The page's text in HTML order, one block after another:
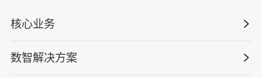
态化运营”一体化服务组织系统。 数智安全科技已在化
工、建筑、制造、能源、交通运输等多个高风险行业落
地应用，帮助企业解决了 “隐患排查不彻底、风险管控
核心业务
数智安全科技
数智解决方案